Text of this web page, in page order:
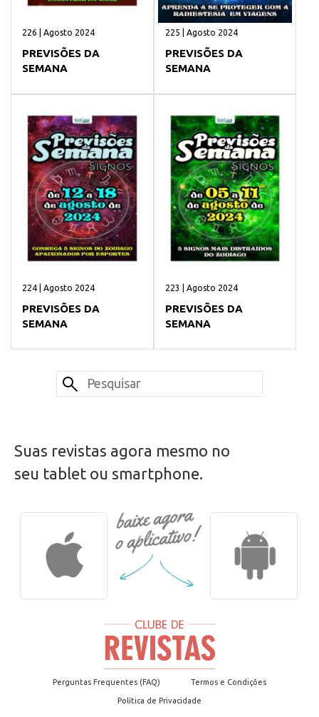
226 | Agosto 2024
PREVISÕES DA
SEMANA
225 | Agosto 2024
PREVISÕES DA
SEMANA
224 | Agosto 2024
PREVISÕES DA
SEMANA
223 | Agosto 2024
PREVISÕES DA
SEMANA
Suas revistas agora mesmo no
seu tablet ou smartphone.
Perguntas Frequentes (FAQ) Termos e Condições
Política de Privacidade